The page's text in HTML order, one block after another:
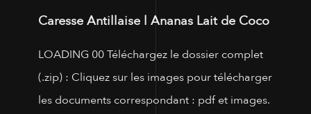
Caresse Antillaise l Ananas Lait de Coco
LOADING 00 Téléchargez le dossier complet
(.zip) : Cliquez sur les images pour télécharger
les documents correspondant : pdf et images.